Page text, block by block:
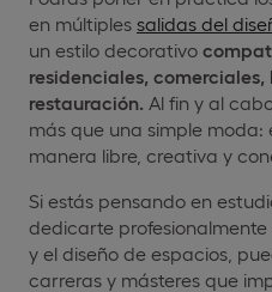
en múltiples salidas del
un estilo decorativo
residenciales, comerciales,
restauración. Al fin y al
más que una simple moda:
manera libre, creativa y
Si estás pensando en
dedicarte
y el diseño de espacios,
carreras y másteres que